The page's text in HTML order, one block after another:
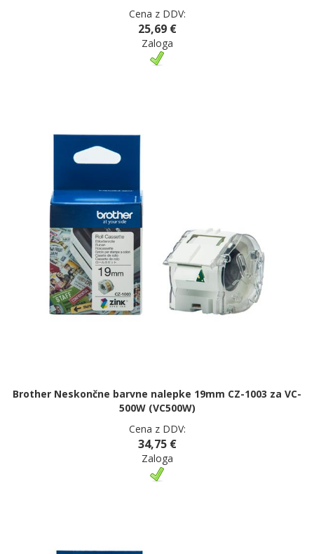
Cena z DDV:
25,69 €
Zaloga
Brother Neskončne barvne nalepke 19mm CZ-1003 za VC-
500W (VC500W)
Cena z DDV:
34,75 €
Zaloga